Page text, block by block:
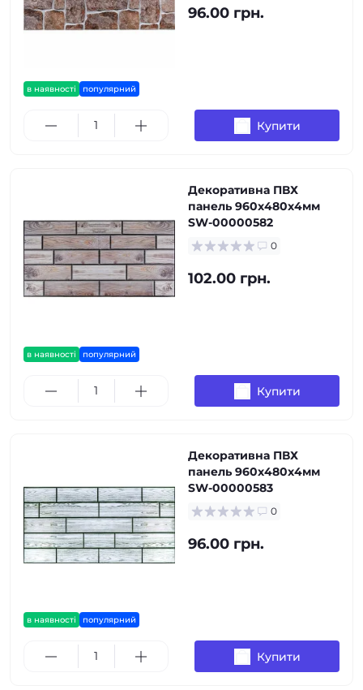
в наявності популярний
96.00 грн.
Купити
в наявності популярний
Декоративна ПВХ
панель 960х480х4мм
SW-00000582
0
102.00 грн.
Купити
в наявності популярний
Декоративна ПВХ
панель 960х480х4мм
SW-00000583
0
96.00 грн.
Купити